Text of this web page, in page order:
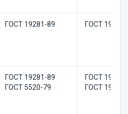
ГОСТ 19281-89 ГОСТ
ГОСТ 19281-89
ГОСТ 5520-79
ГОСТ
ГОСТ